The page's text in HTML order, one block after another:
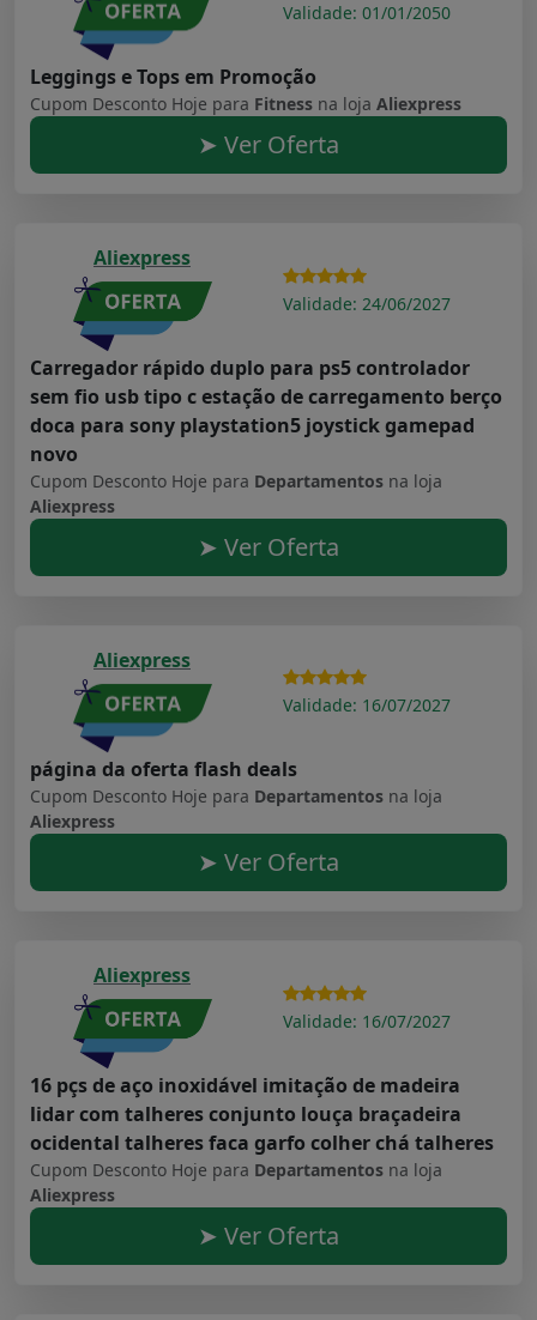
Validade: 01/01/2050
Leggings e Tops em Promoção
Cupom Desconto Hoje para Fitness na loja Aliexpress
➤ Ver Oferta
Aliexpress
Validade: 24/06/2027
Carregador rápido duplo para ps5 controlador
sem fio usb tipo c estação de carregamento berço
doca para sony playstation5 joystick gamepad
novo
Cupom Desconto Hoje para Departamentos na loja
Aliexpress
➤ Ver Oferta
Aliexpress
Validade: 16/07/2027
página da oferta flash deals
Cupom Desconto Hoje para Departamentos na loja
Aliexpress
➤ Ver Oferta
Aliexpress
Validade: 16/07/2027
16 pçs de aço inoxidável imitação de madeira
lidar com talheres conjunto louça braçadeira
ocidental talheres faca garfo colher chá talheres
Cupom Desconto Hoje para Departamentos na loja
Aliexpress
➤ Ver Oferta